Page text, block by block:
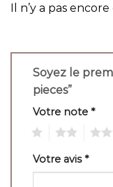
Il n’y a pas encore
Soyez le
pieces”
Votre note *
Votre avis*